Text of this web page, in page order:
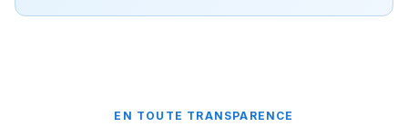
EN TOUTE TRANSPARENCE